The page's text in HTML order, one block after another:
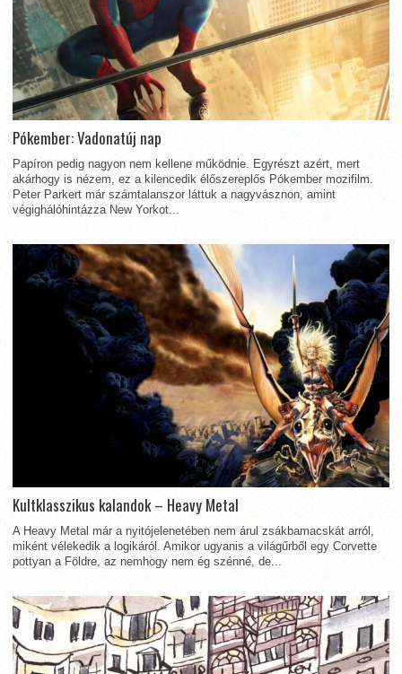
Pókember: Vadonatúj nap
Papíron pedig nagyon nem kellene működnie. Egyrészt azért, mert
akárhogy is nézem, ez a kilencedik élőszereplős Pókember mozifilm.
Peter Parkert már számtalanszor láttuk a nagyvásznon, amint
végighálóhintázza New Yorkot...
Kultklasszikus kalandok – Heavy Metal
A Heavy Metal már a nyitójelenetében nem árul zsákbamacskát arról,
miként vélekedik a logikáról. Amikor ugyanis a világűrből egy Corvette
pottyan a Földre, az nemhogy nem ég szénné, de...